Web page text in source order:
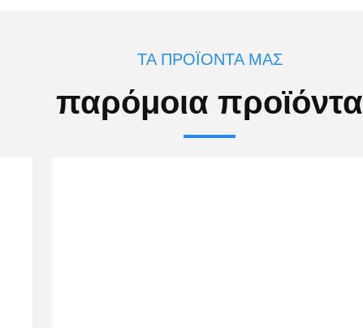
ΤΑ ΠΡΟΪΌΝΤΑ ΜΑΣ
παρόμοια προϊόντα